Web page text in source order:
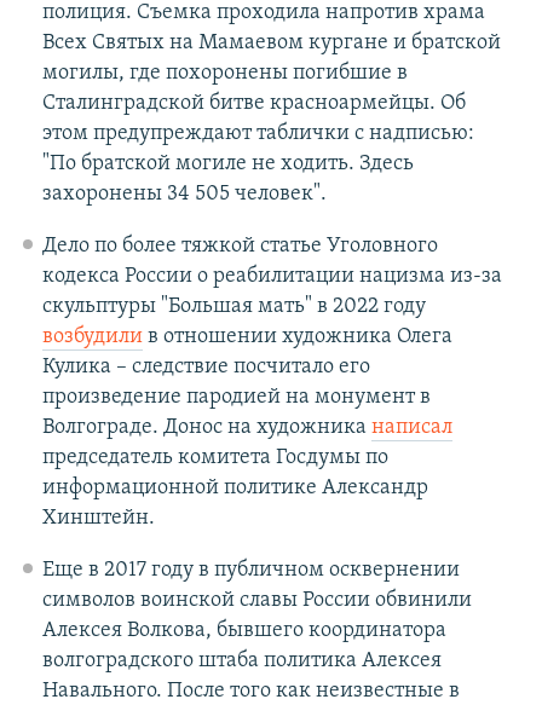
полиция. Съемка проходила напротив храма
Всех Святых на Мамаевом кургане и братской
могилы, где похоронены погибшие в
Сталинградской битве красноармейцы. Об
этом предупреждают таблички с надписью:
"По братской могиле не ходить. Здесь
захоронены 34 505 человек".
Дело по более тяжкой статье Уголовного
кодекса России о реабилитации нацизма из-за
скульптуры "Большая мать" в 2022 году
возбудилив отношении художника Олега
Кулика – следствие посчитало его
произведение пародией на монумент в
Волгограде. Донос на художника написал
председатель комитета Госдумы по
информационной политике Александр
Хинштейн.
Еще в 2017 году в публичном осквернении
символов воинской славы России обвинили
Алексея Волкова, бывшего координатора
волгоградского штаба политика Алексея
Навального. После того как неизвестные в